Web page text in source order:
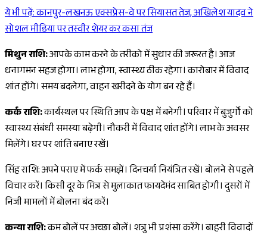
Sponsored
ये भी पढ़ें:कानपुर-लखनऊ एक्सप्रेस-वे पर सियासत तेज, अखिलेश यादव ने
सोशल मीडिया पर तस्वीर शेयर कर कसा तंज
मिथुन राशि:आपके काम करने के तरीको में सुधार की जरूरत है। आज
धनागमन सहज होगा। लाभ होगा, स्वास्थ्य ठीक रहेगा। कारोबार में विवाद
शांत होंगे। समय बदलेगा, वाहन खरीदने के योग बन रहे हैं।
कर्क राशि:कार्यस्थल पर स्थिति आप के पक्ष में बनेगी। परिवार में बुजुर्गों को
स्वास्थ्य संबंधी समस्या बढ़ेगी। नौकरी में विवाद शांत होंगे। लाभ के अवसर
मिलेंगे। घर पर शांति बनाए रखें।
सिंह राशि: अपने पराए में फर्क समझें। ‍दिनचर्या नियंत्रित रखें। बोलने से पहले
विचार करें। किसी दूर के मित्र से मुलाकात फायदेमंद साबित होगी। दुसरों में
निजी मामलों में बोलना बंद करें।
कन्या राशि:कम बोलें पर अच्छा बोलें। शत्रु भी प्रशंसा करेंगे। बाहरी विवादों